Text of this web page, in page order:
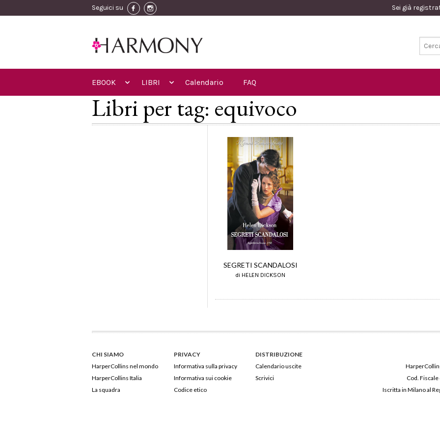
Seguici su Sei già
EBOOK LIBRI Calendario FAQ
Libri per tag: equivoco
SEGRETI SCANDALOSI
di HELEN DICKSON
CHI SIAMO
HarperCollins nel mondo
HarperCollins Italia
La squadra
PRIVACY
Informativa sulla privacy
Informativa sui cookie
Codice etico
DISTRIBUZIONE
Calendario uscite
Scrivici
Cod. Fiscale
Iscritta in Milano al